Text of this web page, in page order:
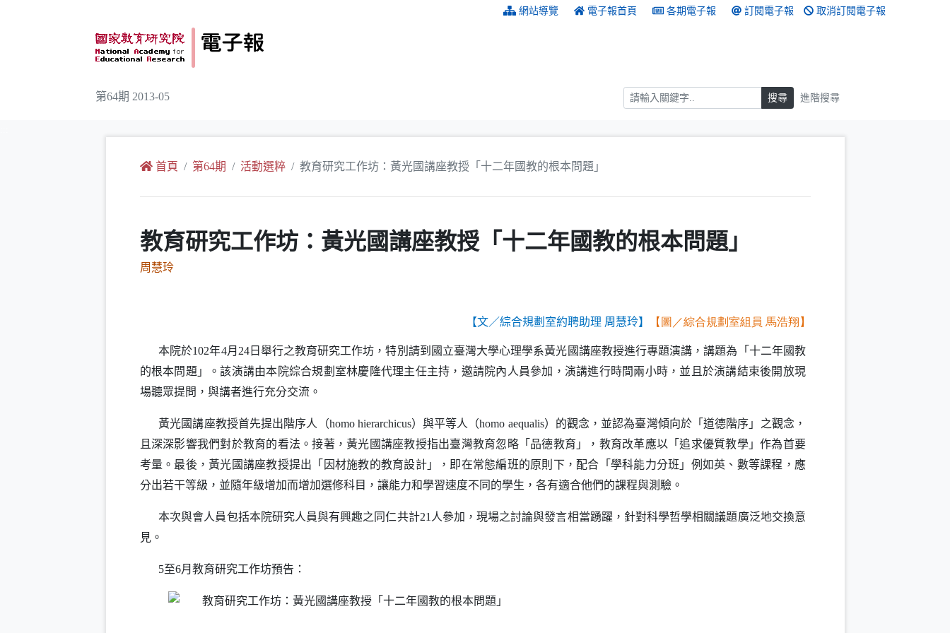
網站導覽 電子報首頁 各期電子報 訂閱電子報 取消訂閱電子報
第64期 2013-05 搜尋 搜尋 進階搜尋
首頁 第64期 活動選粹 教育研究工作坊：黃光國講座教授「十二年國教的根本問題」
教育研究工作坊：黃光國講座教授「十二年國教的根本問題」
周慧玲
【文／綜合規劃室約聘助理 周慧玲】
【圖／綜合規劃室組員 馬浩翔】
本院於102年4月24日舉行之教育研究工作坊，特別請到國立臺灣大學心理學系黃光國講座教授進行專題演講，講題為「十二年國教
的根本問題」。該演講由本院綜合規劃室林慶隆代理主任主持，邀請院內人員參加，演講進行時間兩小時，並且於演講結束後開放現
場聽眾提問，與講者進行充分交流。
黃光國講座教授首先提出階序人（homo hierarchicus）與平等人（homo aequalis）的觀念，並認為臺灣傾向於「道德階序」之觀念，
且深深影響我們對於教育的看法。接著，黃光國講座教授指出臺灣教育忽略「品德教育」，教育改革應以「追求優質教學」作為首要
考量。最後，黃光國講座教授提出「因材施教的教育設計」，即在常態編班的原則下，配合「學科能力分班」例如英、數等課程，應
分出若干等級，並隨年級增加而增加選修科目，讓能力和學習速度不同的學生，各有適合他們的課程與測驗。
本次與會人員包括本院研究人員與有興趣之同仁共計21 人參加，現場之討論與發言相當踴躍，針對科學哲學相關議題廣泛地交換意
見。
5至6月教育研究工作坊預告：